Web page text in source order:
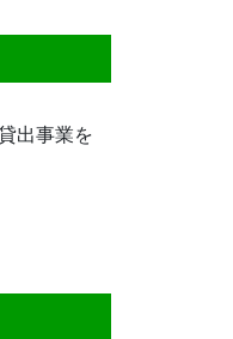
出事業を